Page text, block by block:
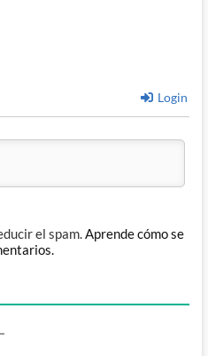
Login
el spam.Aprende cómo se